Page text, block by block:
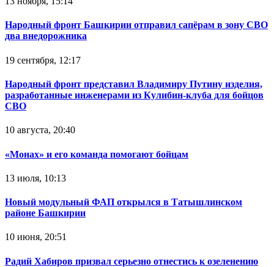
Народный фронт Башкирии отправил сапёрам в зону СВО
два внедорожника
19 сентября, 12:17
Народный фронт представил Владимиру Путину изделия,
разработанные инженерами из Кулибин-клуба для бойцов
СВО
10 августа, 20:40
«Монах» и его команда помогают бойцам
13 июля, 10:13
Новый модульный ФАП открылся в Татышлинском
районе Башкирии
10 июня, 20:51
Радий Хабиров призвал серьезно отнестись к озеленению